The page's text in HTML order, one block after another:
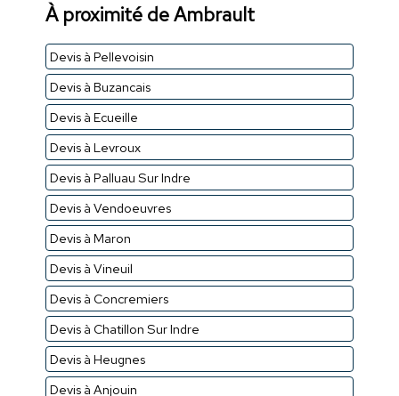
À proximité de Ambrault
Devis à Pellevoisin
Devis à Buzancais
Devis à Ecueille
Devis à Levroux
Devis à Palluau Sur Indre
Devis à Vendoeuvres
Devis à Maron
Devis à Vineuil
Devis à Concremiers
Devis à Chatillon Sur Indre
Devis à Heugnes
Devis à Anjouin